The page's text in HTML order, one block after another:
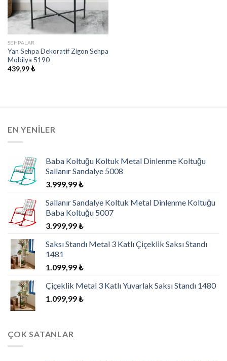
SEHPALAR
Yan Sehpa Dekoratif Zigon Sehpa
Mobilya 5190
439,99₺
EN YENILER
Baba Koltuğu Koltuk Metal Dinlenme Koltuğu
Sallanır Sandalye 5008
3.999,99₺
Sallanır Sandalye Koltuk Metal Dinlenme Koltuğu
Baba Koltuğu 5007
3.999,99₺
Saksı Standı Metal 3 Katlı Çiçeklik Saksı Standı
1481
1.099,99₺
Çiçeklik Metal 3 Katlı Yuvarlak Saksı Standı 1480
1.099,99₺
ÇOK SATANLAR